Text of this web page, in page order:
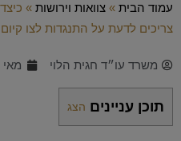
עמוד הבית » צוואות וירושות »
צריכים לדעת על התנגדות לצו קיום
משרד עו״ד חגית הלוי מאי 10, 2022
תוכן עניינים הצג